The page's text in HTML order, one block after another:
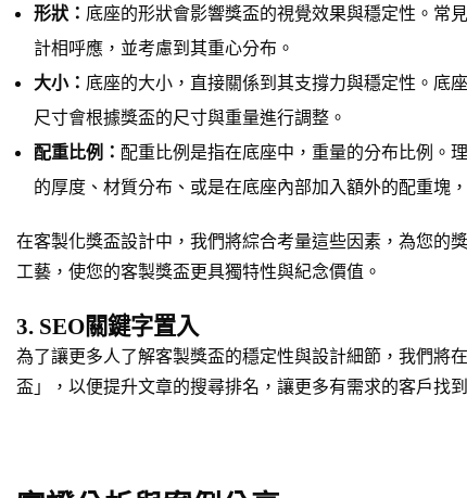
形狀： 底座的形狀會影響獎盃的視覺效果與穩定性。常
計相呼應，並考慮到其重心分布。
大小： 底座的大小，直接關係到其支撐力與穩定性。底
尺寸會根據獎盃的尺寸與重量進行調整。
配重比例： 配重比例是指在底座中，重量的分布比例。
的厚度、材質分布、或是在底座內部加入額外的配重塊
在客製化獎盃設計中，我們將綜合考量這些因素，為您的
工藝，使您的客製獎盃更具獨特性與紀念價值。
3. SEO關鍵字置入
為了讓更多人了解客製獎盃的穩定性與設計細節，我們將
盃」，以便提升文章的搜尋排名，讓更多有需求的客戶找